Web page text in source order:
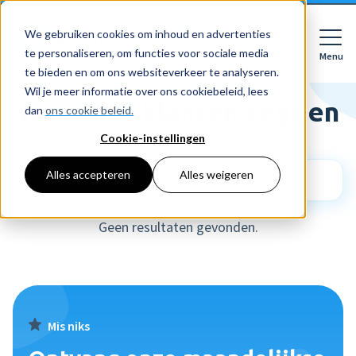
We gebruiken cookies om inhoud en advertenties
te personaliseren, om functies voor sociale media
te bieden en om ons websiteverkeer te analyseren.
Wil je meer informatie over ons cookiebeleid, lees
dan ons cookie beleid.
Cookie-instellingen
Alles accepteren Alles weigeren
Menu
Close
Softwarepakketten
Voor bedrijven
Voor accountants
Employee Self Service
Mobiele app
Features
Voor bedrijven
Voor accountants
Ontdek
Resources
Academy
Over Nmbrs
Wat onze klanten zeggen
Filter
Geen resultaten gevonden.
Mis niks